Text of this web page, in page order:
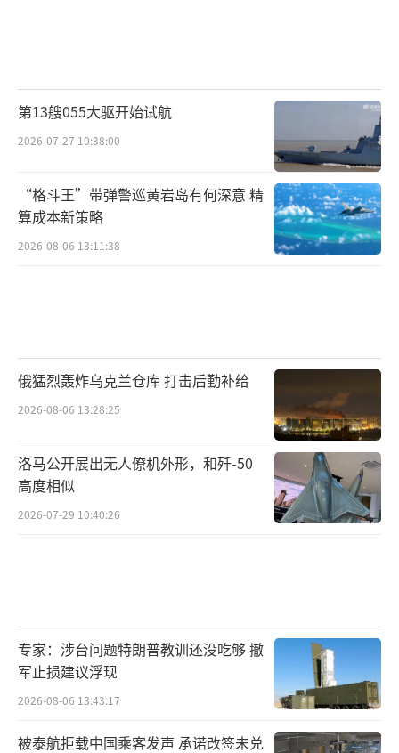
第13艘055大驱开始试航
2026-07-27 10:38:00
“格斗王”带弹警巡黄岩岛有何深意 精
算成本新策略
2026-08-06 13:11:38
俄猛烈轰炸乌克兰仓库 打击后勤补给
2026-08-06 13:28:25
洛马公开展出无人僚机外形，和歼-50
高度相似
2026-07-29 10:40:26
专家：涉台问题特朗普教训还没吃够 撤
军止损建议浮现
2026-08-06 13:43:17
被泰航拒载中国乘客发声 承诺改签未兑